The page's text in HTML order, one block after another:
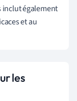
également
et au
les